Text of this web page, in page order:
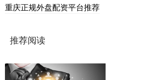
重庆正规外盘配资平台推荐
推荐阅读